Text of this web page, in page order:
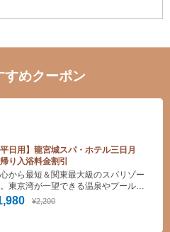
すめクーポン
平日用】龍宮城スパ・ホテル三日月
帰り入浴料金割引
¥2,200
から最短＆関東最大級のスパリゾー
。東京湾が一望できる温泉やプール
天候を気にせず一日中お楽しみいた
けます。